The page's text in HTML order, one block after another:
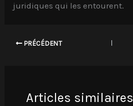
juridiques qui les entourent.
PRÉCÉDENT
Articles similaires